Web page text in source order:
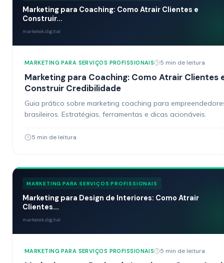
Marketing para Coaching: Como Atrair Clientes e
Construir...
marketek.digital
MARKETING PARA SERVIÇOS PROFISSIONAIS 5 min de leitura
Marketing para Coaching: Como Atrair Clientes
Construir Credibilidade
Guia prático sobre marketing coaching para
brasileiros. Estratégias, ferramentas e dicas acionáveis.
5 min de leitura
MARKETING PARA SERVIÇOS PROFISSIONAIS
Marketing para Design de Interiores: Como Atrair
Clientes...
marketek.digital
MARKETING PARA SERVIÇOS PROFISSIONAIS 5 min de leitura